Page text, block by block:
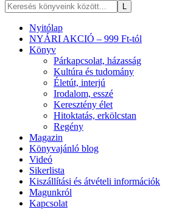
Nyitólap
NYÁRI AKCIÓ – 999 Ft-tól
Könyv
Párkapcsolat, házasság
Kultúra és tudomány
Életút, interjú
Irodalom, esszé
Keresztény élet
Hitoktatás, erkölcstan
Regény
Magazin
Könyvajánló blog
Videó
Sikerlista
Kiszállítási és átvételi információk
Magunkról
Kapcsolat